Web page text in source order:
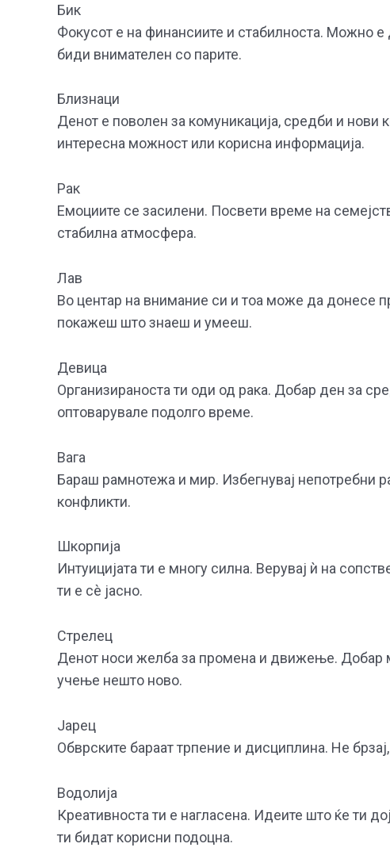
Бик
Фокусот е на финансиите и стабилноста. Можно е
биди внимателен со парите.
Близнаци
Денот е поволен за комуникација, средби и нови
интересна можност или корисна информација.
Рак
Емоциите се засилени. Посвети време на
стабилна атмосфера.
Лав
Во центар на внимание си и тоа може да донесе
покажеш што знаеш и умееш.
Девица
Организираноста ти оди од рака. Добар ден за
оптоварувале подолго време.
Вага
Бараш рамнотежа и мир. Избегнувај непотребни
конфликти.
Шкорпија
Интуицијата ти е многу силна. Верувај ѝ на
ти е сè јасно.
Стрелец
Денот носи желба за промена и движење. Добар
учење нешто ново.
Јарец
Обврските бараат трпение и дисциплина. Не
Водолија
Креативноста ти е нагласена. Идеите што ќе ти
ти бидат корисни подоцна.